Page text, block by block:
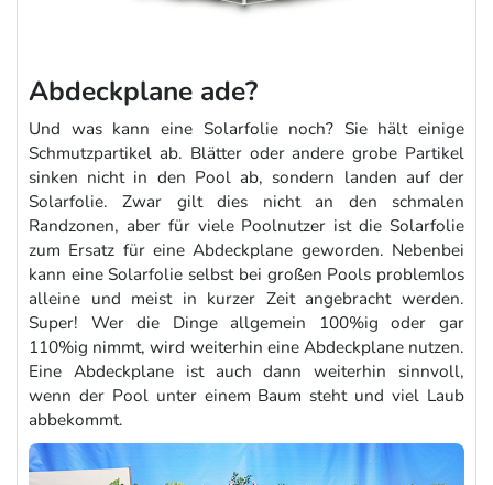
Abdeckplane ade?
Und was kann eine Solarfolie noch? Sie hält einige
Schmutzpartikel ab. Blätter oder andere grobe Partikel
sinken nicht in den Pool ab, sondern landen auf der
Solarfolie. Zwar gilt dies nicht an den schmalen
Randzonen, aber für viele Poolnutzer ist die Solarfolie
zum Ersatz für eine Abdeckplane geworden. Nebenbei
kann eine Solarfolie selbst bei großen Pools problemlos
alleine und meist in kurzer Zeit angebracht werden.
Super! Wer die Dinge allgemein 100%ig oder gar
110%ig nimmt, wird weiterhin eine Abdeckplane nutzen.
Eine Abdeckplane ist auch dann weiterhin sinnvoll,
wenn der Pool unter einem Baum steht und viel Laub
abbekommt.